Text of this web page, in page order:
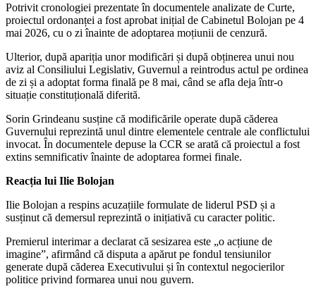
Potrivit cronologiei prezentate în documentele analizate de Curte,
proiectul ordonanței a fost aprobat inițial de Cabinetul Bolojan pe 4
mai 2026, cu o zi înainte de adoptarea moțiunii de cenzură.
Ulterior, după apariția unor modificări și după obținerea unui nou
aviz al Consiliului Legislativ, Guvernul a reintrodus actul pe ordinea
de zi și a adoptat forma finală pe 8 mai, când se afla deja într-o
situație constituțională diferită.
Sorin Grindeanu susține că modificările operate după căderea
Guvernului reprezintă unul dintre elementele centrale ale conflictului
invocat. În documentele depuse la CCR se arată că proiectul a fost
extins semnificativ înainte de adoptarea formei finale.
Reacția lui Ilie Bolojan
Ilie Bolojan a respins acuzațiile formulate de liderul PSD și a
susținut că demersul reprezintă o inițiativă cu caracter politic.
Premierul interimar a declarat că sesizarea este „o acțiune de
imagine”, afirmând că disputa a apărut pe fondul tensiunilor
generate după căderea Executivului și în contextul negocierilor
politice privind formarea unui nou guvern.